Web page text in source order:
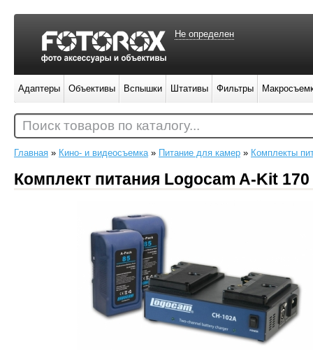
Главная » Кино- и видеосъемка» Питание для камер » Комплекты
Комплект питания Logocam A-Kit
Не определен
Адаптеры Объективы Вспышки Штативы Фильтры
Поиск товаров по каталогу...